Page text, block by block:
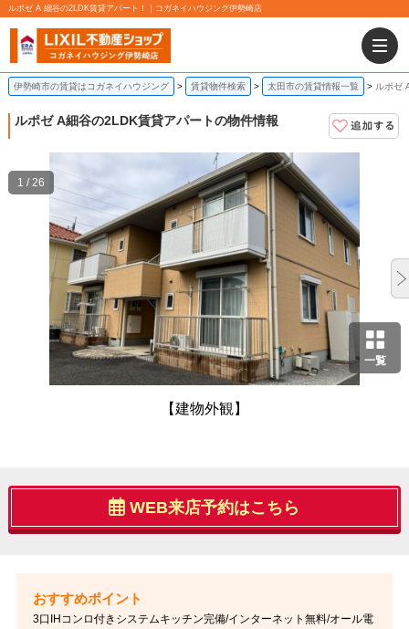
ルポゼ A 細谷の2LDK賃貸アパート！｜コガネイハウジング伊勢崎店
伊勢崎市の賃貸はコガネイハウジング 賃貸物件検索 太田市の賃貸情報一覧 ルポゼ
ルポゼ A細谷の2LDK賃貸アパートの物件情報
一覧
【建物外観】
1 / 26
WEB来店予約はこちら
3口IHコンロ付きシステムキッチン完備/インターネット無料/オール電